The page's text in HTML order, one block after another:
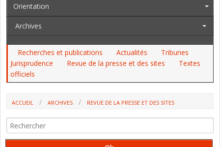
Orientation
Archives
Recherches et publications Actualités
Tribunes
Jurisprudence
Revue de la presse et des sites
Textes
officiels
ACCUEIL ARCHIVES
REVUE DE LA PRESSE ET DES SITES
DANS LA POSTURE DU COACH (D. DELIGNIÈRES)